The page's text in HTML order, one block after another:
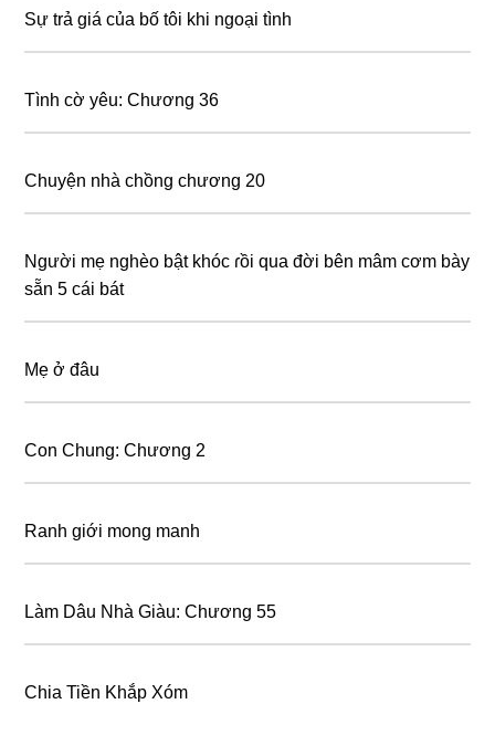
Sự trả giá của bố tôi khi ngoại tình
Tình cờ yêu: Chương 36
Chuyện nhà chồng chương 20
Người mẹ nghèo bật khóc ɾồi qua đời bên mâm cơm bày
sẵn 5 cái bát
Mẹ ở đâu
Con Chung: Chương 2
Ranh giới mong manh
Làm Dâu Nhà Giàu: Chương 55
Chia Tiền Khắp Xóm